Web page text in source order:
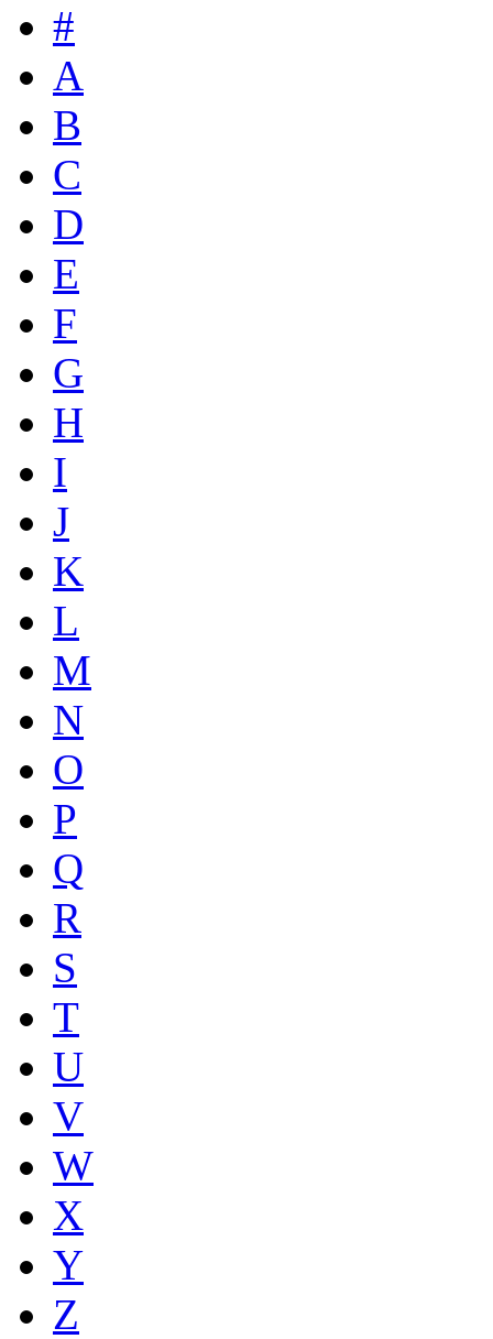
#
A
B
C
D
E
F
G
H
I
J
K
L
M
N
O
P
Q
R
S
T
U
V
W
X
Y
Z